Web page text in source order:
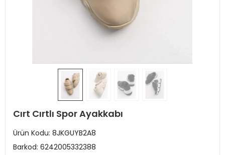
Cırt Cırtlı Spor Ayakkabı
Ürün Kodu: 8JKGUYB2A8
Barkod: 6242005332388